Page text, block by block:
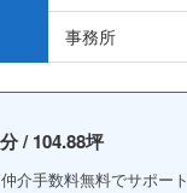
事務所
/ 104.88坪
介手数料無料でサポー